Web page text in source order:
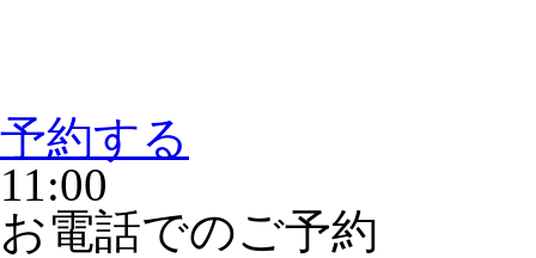
予約する
11:00
お電話でのご予約